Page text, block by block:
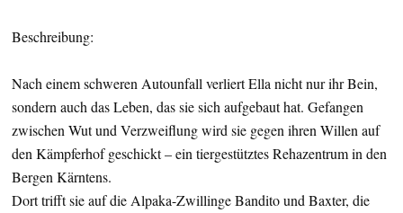
Beschreibung:
Nach einem schweren Autounfall verliert Ella nicht nur ihr Bein,
sondern auch das Leben, das sie sich aufgebaut hat. Gefangen
zwischen Wut und Verzweiflung wird sie gegen ihren Willen auf
den Kämpferhof geschickt – ein tiergestütztes Rehazentrum in den
Bergen Kärntens.
Dort trifft sie auf die Alpaka-Zwillinge Bandito und Baxter, die